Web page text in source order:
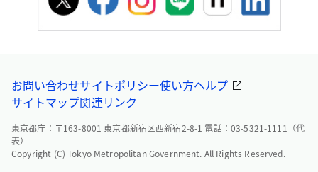
お問い合わせサイトポリシー使い方ヘルプ
サイトマップ関連リンク
東京都庁：〒163-8001 東京都新宿区西新宿2-8-1 電話：03-5321-1111（代
表）
Copyright (C) Tokyo Metropolitan Government. All Rights Reserved.